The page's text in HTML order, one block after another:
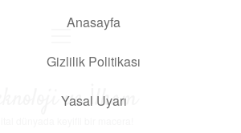
Anasayfa
Gizlilik Politikası
Yasal Uyarı
Teknoloji ve İlham